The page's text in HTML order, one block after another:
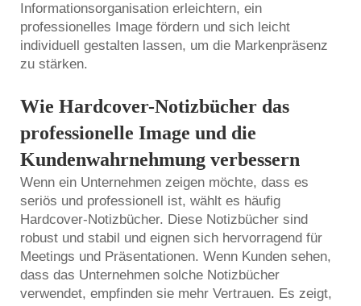
Informationsorganisation erleichtern, ein
professionelles Image fördern und sich leicht
individuell gestalten lassen, um die Markenpräsenz
zu stärken.
Wie Hardcover-Notizbücher das
professionelle Image und die
Kundenwahrnehmung verbessern
Wenn ein Unternehmen zeigen möchte, dass es
seriös und professionell ist, wählt es häufig
Hardcover-Notizbücher. Diese Notizbücher sind
robust und stabil und eignen sich hervorragend für
Meetings und Präsentationen. Wenn Kunden sehen,
dass das Unternehmen solche Notizbücher
verwendet, empfinden sie mehr Vertrauen. Es zeigt,